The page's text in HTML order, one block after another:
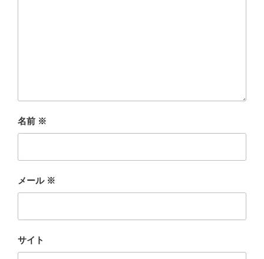
名前 ※
メール ※
サイト